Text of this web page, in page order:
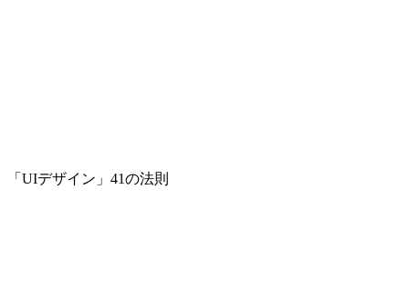
「UIデザイン」41の法則